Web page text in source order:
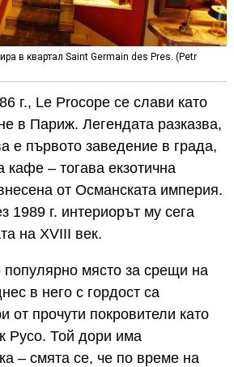
в квартал Saint Germain des Pres. (Petr
г., Le Procope се слави като
в Париж. Легендата разказва,
е първото заведение в града,
кафе – тогава екзотична
от Османската империя.
1989 г. интериорът му сега
на XVIII век.
място за срещи на
в него с гордост са
от прочути покровители като
Русо. Той дори има
– смята се, че по време на